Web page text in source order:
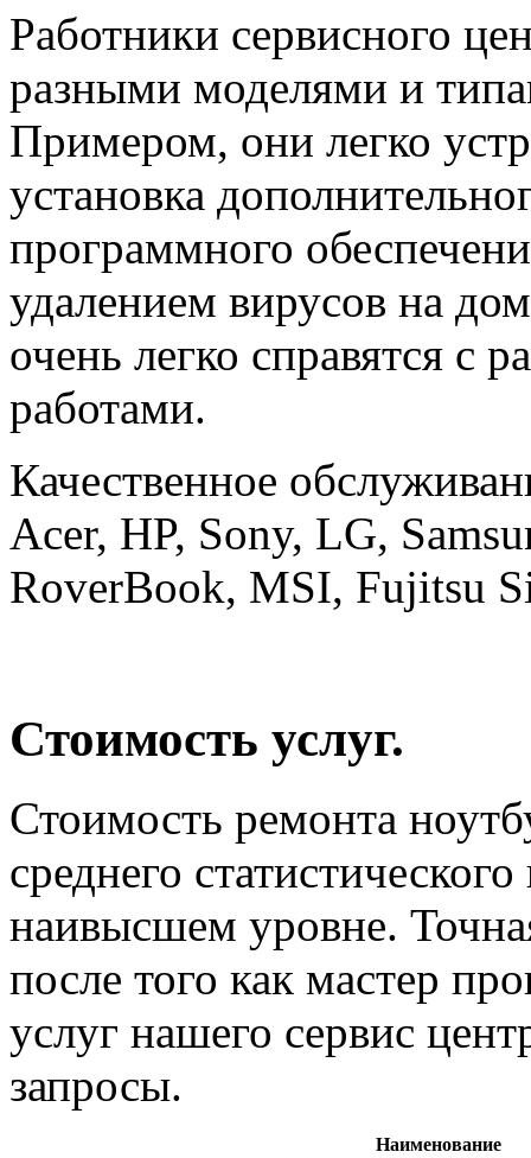
Работники сервисного
разными моделями и
Примером, они легко
установка
программного
удалением вирусов на
очень легко справятся с
работами.
Качественное
Acer, HP, Sony, LG,
RoverBook, MSI, Fujitsu
Стоимость услуг.
Стоимость ремонта
среднего
наивысшем уровне.
после того как мастер
услуг нашего сервис
запросы.
Наименование